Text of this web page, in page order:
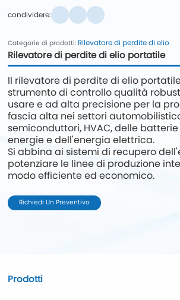
condividere:
Categorie di prodotti: Rilevatore di perdite di elio
Rilevatore di perdite di elio portatile
Il rilevatore di perdite di elio
strumento di controllo qualità
usare e ad alta precisione per la
fascia alta nei settori
semiconduttori, HVAC, delle
energie e dell'energia elettrica.
Si abbina ai sistemi di recupero
potenziare le linee di produzione
modo efficiente ed economico.
Richiedi Un Preventivo
Prodotti